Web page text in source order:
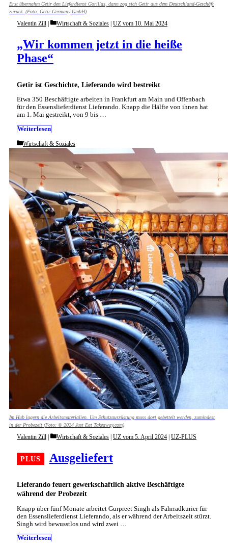
Erst übernahm Getir den Lieferdienst Gorillas, dann zog sich Getir aus dem Deutschland-Geschäft
zurück. (Foto: Getir Germany GmbH)
Getir ist Geschichte, Lieferando wird bestreikt
„Wir kommen jetzt in die heiße
Phase“
Valentin Zill Categories
Wirtschaft & Soziales | UZ vom 10. Mai 2024
Etwa 350 Beschäftigte arbeiten in Frankfurt am Main und Offenbach
für den Essenslieferdienst Lieferando. Knapp die Hälfte von ihnen hat
am 1. Mai gestreikt, von 9 bis …
Weiterlesen
Categories
Wirtschaft & Soziales
Im Hub lagern die Arbeitsmaterialien. Um Schutzausrüstung muss dort gebettelt werden, zumindest
in der Probezeit (Foto: © 2024 Just Eat Takeaway.com)
Lieferando feuert gewerkschaftlich aktive Beschäftigte
während der Probezeit
Ausgeliefert
Valentin Zill Categories
Wirtschaft & Soziales UZ vom 5. April 2024 UZ-PLUS
Knapp über fünf Monate arbeitet Gurpreet Singh als Fahrradkurier für
den Essenslieferdienst Lieferando, als er während der Arbeitszeit stürzt.
Singh wird bewusstlos und wird zwei …
Weiterlesen